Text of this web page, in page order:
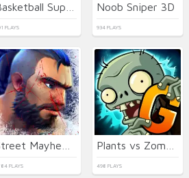
PLAYS
Noob Sniper 3D
934 PLAYS
PLAYS 498 PLAYS